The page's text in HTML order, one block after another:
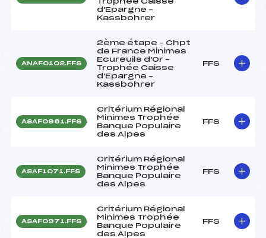
d'Epargne –
Kassbohrer
ANAF0102.FFS
2ème étape – Chpt
de France Minimes
Ecureuils d'Or –
Trophée Caisse
d'Epargne –
Kassbohrer
FFS
ASAF0961.FFS
Critérium Régional
Minimes Trophée
Banque Populaire
des Alpes
FFS
ASAF1071.FFS
Critérium Régional
Minimes Trophée
Banque Populaire
des Alpes
FFS
ASAF0971.FFS
Critérium Régional
Minimes Trophée
Banque Populaire
des Alpes
FFS